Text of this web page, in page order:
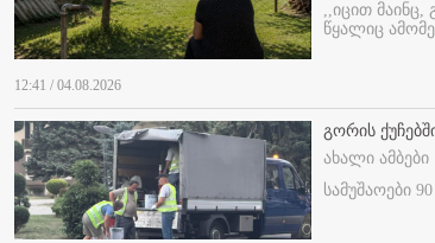
,,იცით
წყალიც
12:41 / 04.08.2026
გორის
ახალი ამბები
სამუშაოები